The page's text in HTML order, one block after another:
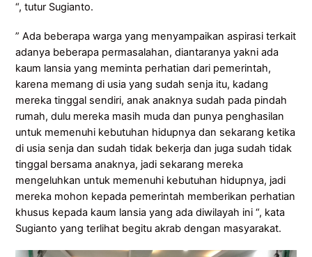
“, tutur Sugianto.
” Ada beberapa warga yang menyampaikan aspirasi terkait
adanya beberapa permasalahan, diantaranya yakni ada
kaum lansia yang meminta perhatian dari pemerintah,
karena memang di usia yang sudah senja itu, kadang
mereka tinggal sendiri, anak anaknya sudah pada pindah
rumah, dulu mereka masih muda dan punya penghasilan
untuk memenuhi kebutuhan hidupnya dan sekarang ketika
di usia senja dan sudah tidak bekerja dan juga sudah tidak
tinggal bersama anaknya, jadi sekarang mereka
mengeluhkan untuk memenuhi kebutuhan hidupnya, jadi
mereka mohon kepada pemerintah memberikan perhatian
khusus kepada kaum lansia yang ada diwilayah ini “, kata
Sugianto yang terlihat begitu akrab dengan masyarakat.